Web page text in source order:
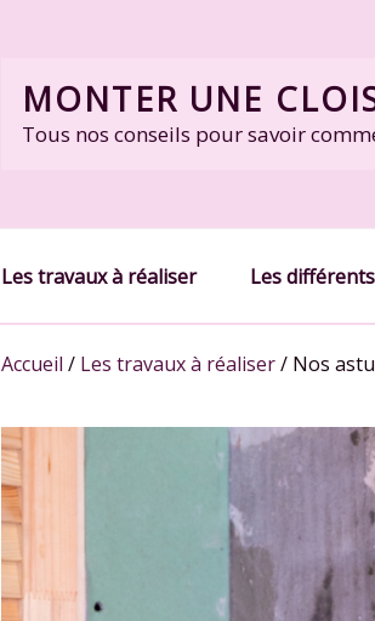
MONTER UNE
Tous nos conseils pour savoir
Les travaux à réaliser Les
Accueil / Les travaux à réaliser/ Nos